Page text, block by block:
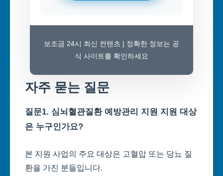
보조금 24시 최신 컨텐츠 | 정확한 정보는 공
식 사이트를 확인하세요
자주 묻는 질문
질문1. 심뇌혈관질환 예방관리 지원 지원 대상
은 누구인가요?
본 지원 사업의 주요 대상은 고혈압 또는 당뇨 질
환을 가진 분들입니다.